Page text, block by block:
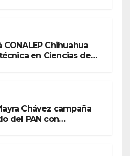
CONALEP Chihuahua
en Ciencias de
Chávez campaña
del PAN con